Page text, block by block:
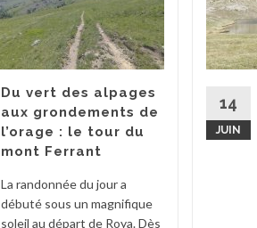
Du vert des alpages
aux grondements de
l’orage : le tour du
mont Ferrant
La randonnée du jour a
débuté sous un magnifique
soleil au départ de Roya. Dès
14
JUIN